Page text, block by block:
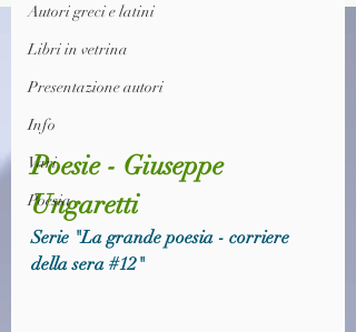
Autori greci e latini
Libri in vetrina
Presentazione autori
Info
Vari
Poesia
Poesie - Giuseppe
Ungaretti
Serie "La grande poesia - corriere
della sera #12"